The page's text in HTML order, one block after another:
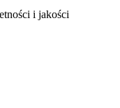
i jakości